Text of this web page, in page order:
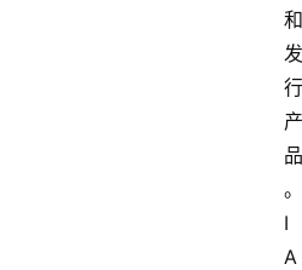
和
发
行
产
品
。
I
A